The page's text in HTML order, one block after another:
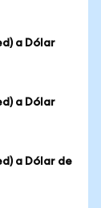
a Dólar
a Dólar
a Dólar de